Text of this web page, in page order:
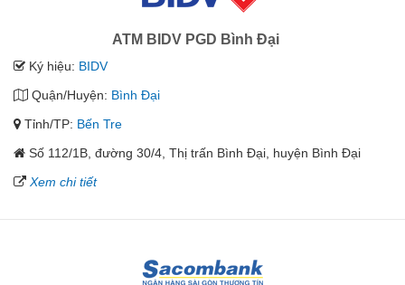
ATM BIDV PGD Bình Đại
Ký hiệu: BIDV
Quận/Huyện: Bình Đại
Tỉnh/TP: Bến Tre
Số 112/1B, đường 30/4, Thị trấn Bình Đại, huyện Bình Đại
Xem chi tiết